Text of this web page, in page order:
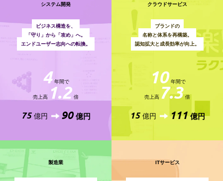
システム開発
ビジネス構造を、
「守り」から「攻め」へ。
エンドユーザー志向への転換。
4 年間で
売上高 1.2 倍
75 億円 90 億円
クラウドサービス
ブランドの
名称と体系を再構築。
認知拡大と成長効率が向上。
10 年間で
売上高 7.3 倍
15 億円 111 億円
製造業 ITサービス